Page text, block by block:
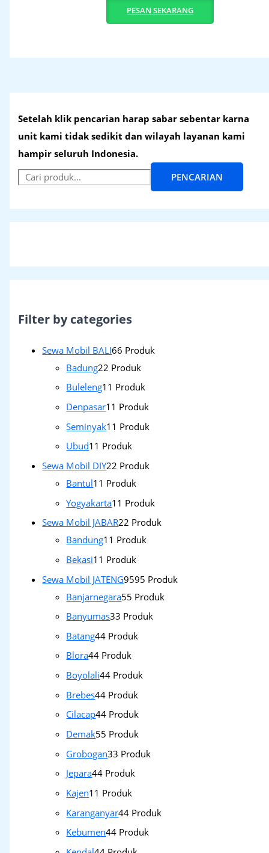
Setelah klik pencarian harap sabar sebentar karna
unit kami tidak sedikit dan wilayah layanan kami
hampir seluruh Indonesia.
PENCARIAN
Filter by categories
Sewa Mobil BALI66 Produk
Badung22 Produk
Buleleng1 1 Produk
Denpasar1 1 Produk
Seminyak1 1 Produk
Ubud1 1 Produk
Sewa Mobil DIY22 Produk
Bantul1 1 Produk
Yogyakarta1 1 Produk
Sewa Mobil JABAR22 Produk
Bandung1 1 Produk
Bekasi1 1 Produk
Sewa Mobil JATENG9595 Produk
Banjarnegara55 Produk
Banyumas33 Produk
Batang44 Produk
Blora44 Produk
Boyolali44 Produk
Brebes44 Produk
Cilacap44 Produk
Demak55 Produk
Grobogan33 Produk
Jepara44 Produk
Kajen1 1 Produk
Karanganyar44 Produk
Kebumen44 Produk
PESAN SEKARANG